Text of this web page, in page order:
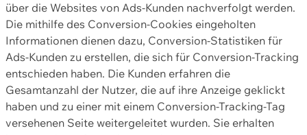
über die Websites von Ads-Kunden nachverfolgt werden.
Die mithilfe des Conversion-Cookies eingeholten
Informationen dienen dazu, Conversion-Statistiken für
Ads-Kunden zu erstellen, die sich für Conversion-Tracking
entschieden haben. Die Kunden erfahren die
Gesamtanzahl der Nutzer, die auf ihre Anzeige geklickt
haben und zu einer mit einem Conversion-Tracking-Tag
versehenen Seite weitergeleitet wurden. Sie erhalten